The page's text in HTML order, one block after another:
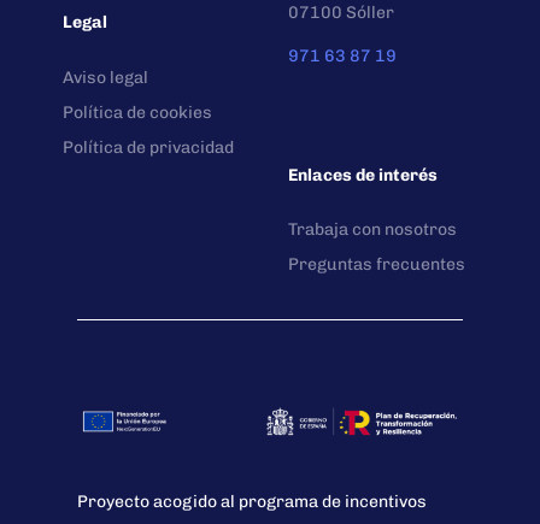
Legal
Aviso legal
Política de cookies
Política de privacidad
07100 Sóller
971 63 87 19
Enlaces de interés
Trabaja con nosotros
Preguntas frecuentes
Proyecto acogido al programa de incentivos